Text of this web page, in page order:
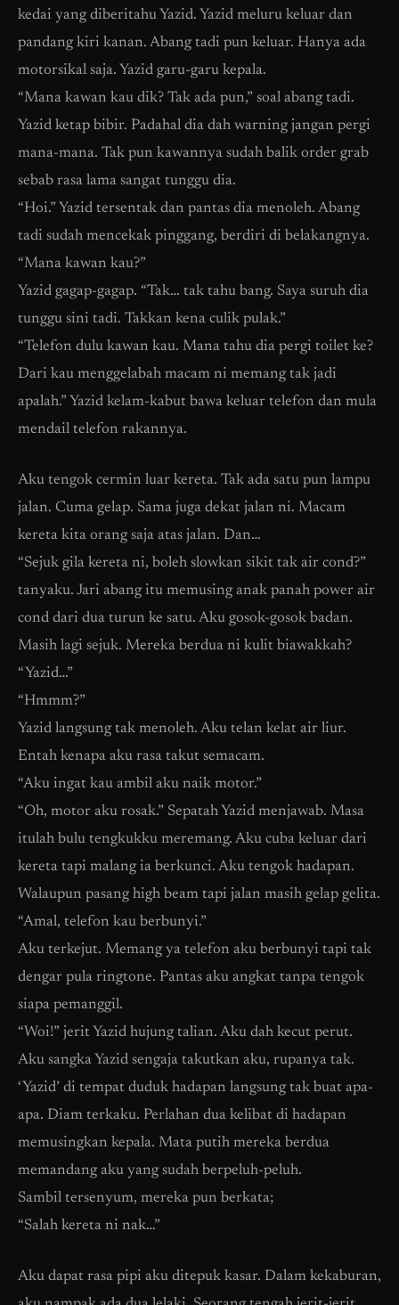
kedai yang diberitahu Yazid. Yazid meluru keluar dan
pandang kiri kanan. Abang tadi pun keluar. Hanya ada
motorsikal saja. Yazid garu-garu kepala.
“Mana kawan kau dik? Tak ada pun,” soal abang tadi.
Yazid ketap bibir. Padahal dia dah warning jangan pergi
mana-mana. Tak pun kawannya sudah balik order grab
sebab rasa lama sangat tunggu dia.
“Hoi.” Yazid tersentak dan pantas dia menoleh. Abang
tadi sudah mencekak pinggang, berdiri di belakangnya.
“Mana kawan kau?”
Yazid gagap-gagap. “Tak… tak tahu bang. Saya suruh dia
tunggu sini tadi. Takkan kena culik pulak.”
“Telefon dulu kawan kau. Mana tahu dia pergi toilet ke?
Dari kau menggelabah macam ni memang tak jadi
apalah.” Yazid kelam-kabut bawa keluar telefon dan mula
mendail telefon rakannya.
Aku tengok cermin luar kereta. Tak ada satu pun lampu
jalan. Cuma gelap. Sama juga dekat jalan ni. Macam
kereta kita orang saja atas jalan. Dan…
“Sejuk gila kereta ni, boleh slowkan sikit tak air cond?”
tanyaku. Jari abang itu memusing anak panah power air
cond dari dua turun ke satu. Aku gosok-gosok badan.
Masih lagi sejuk. Mereka berdua ni kulit biawakkah?
“Yazid…”
“Hmmm?”
Yazid langsung tak menoleh. Aku telan kelat air liur.
Entah kenapa aku rasa takut semacam.
“Aku ingat kau ambil aku naik motor.”
“Oh, motor aku rosak.” Sepatah Yazid menjawab. Masa
itulah bulu tengkukku meremang. Aku cuba keluar dari
kereta tapi malang ia berkunci. Aku tengok hadapan.
Walaupun pasang high beam tapi jalan masih gelap gelita.
“Amal, telefon kau berbunyi.”
Aku terkejut. Memang ya telefon aku berbunyi tapi tak
dengar pula ringtone. Pantas aku angkat tanpa tengok
siapa pemanggil.
“Woi!” jerit Yazid hujung talian. Aku dah kecut perut.
Aku sangka Yazid sengaja takutkan aku, rupanya tak.
‘Yazid’ di tempat duduk hadapan langsung tak buat apa-
apa. Diam terkaku. Perlahan dua kelibat di hadapan
memusingkan kepala. Mata putih mereka berdua
memandang aku yang sudah berpeluh-peluh.
Sambil tersenyum, mereka pun berkata;
“Salah kereta ni nak…”
Aku dapat rasa pipi aku ditepuk kasar. Dalam kekaburan,